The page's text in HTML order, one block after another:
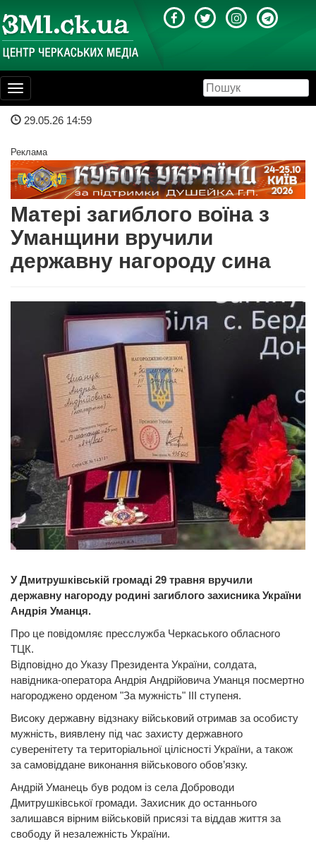
Toggle
navigation
29.05.26 14:59
Реклама
Матері загиблого воїна з
Уманщини вручили
державну нагороду сина
У Дмитрушківській громаді 29 травня вручили
державну нагороду родині загиблого захисника України
Андрія Уманця.
Про це повідомляє пресслужба Черкаського обласного
ТЦК.
Відповідно до Указу Президента України, солдата,
навідника-оператора Андрія Андрійовича Уманця посмертно
нагороджено орденом "За мужність" ІІІ ступеня.
Високу державну відзнаку військовий отримав за особисту
мужність, виявлену під час захисту державного
суверенітету та територіальної цілісності України, а також
за самовіддане виконання військового обов’язку.
Андрій Уманець був родом із села Доброводи
Дмитрушківської громади. Захисник до останнього
залишався вірним військовій присязі та віддав життя за
свободу й незалежність України.